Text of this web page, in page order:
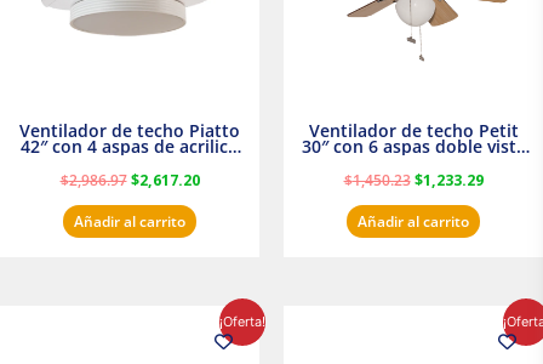
Ventilador de techo Piatto
42″ con 4 aspas de acrilico
transparente
$2,986.97 $2,617.20
Añadir al carrito
Ventilador de techo Petit
30″ con 6 aspas doble vista
Satinado Masterfan
$1,450.23 $1,233.29
Añadir al carrito
¡Oferta!
precio
actual
precio
actual